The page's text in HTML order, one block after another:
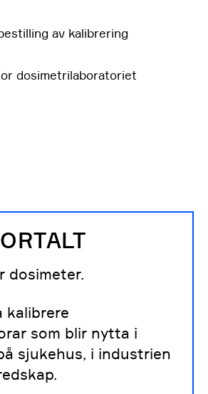
dosimeter.
kalibrere
som blir nytta i
sjukehus, i industrien
av kalibrering
dosimetrilaboratoriet